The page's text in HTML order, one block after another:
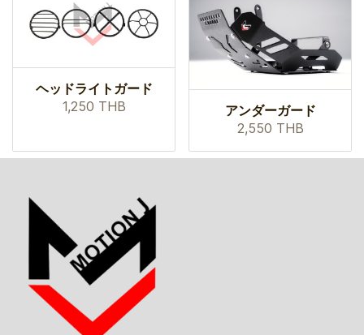
ヘッドライトガード
1,250 THB アンダーガード
2,550 THB